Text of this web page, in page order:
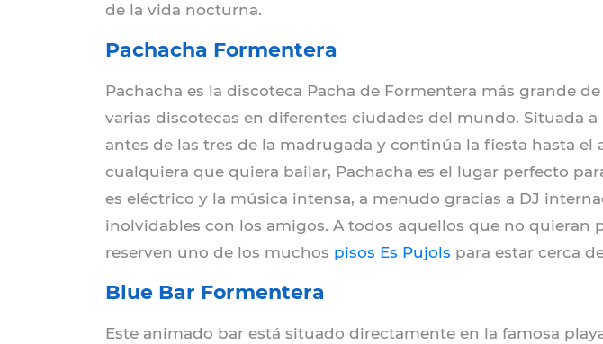
de la vida nocturna.
Pachacha Formentera
Pachacha es la discoteca Pacha de Formentera más grande
varias discotecas en diferentes ciudades del mundo. Situada
antes de las tres de la madrugada y continúa la fiesta hasta
cualquiera que quiera bailar, Pachacha es el lugar perfecto
es eléctrico y la música intensa, a menudo gracias a DJ
inolvidables con los amigos. A todos aquellos que no
reserven uno de los muchos pisos Es Pujols para estar cerca
Blue Bar Formentera
Este animado bar está situado directamente en la famosa